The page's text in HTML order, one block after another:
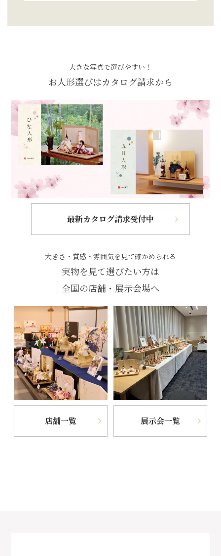
大きな写真で選びやすい！
お人形選びはカタログ請求から
最新カタログ請求受付中
大きさ・質感・雰囲気を見て確かめられる
実物を見て選びたい方は
全国の店舗・展示会場へ
店舗一覧 展示会一覧